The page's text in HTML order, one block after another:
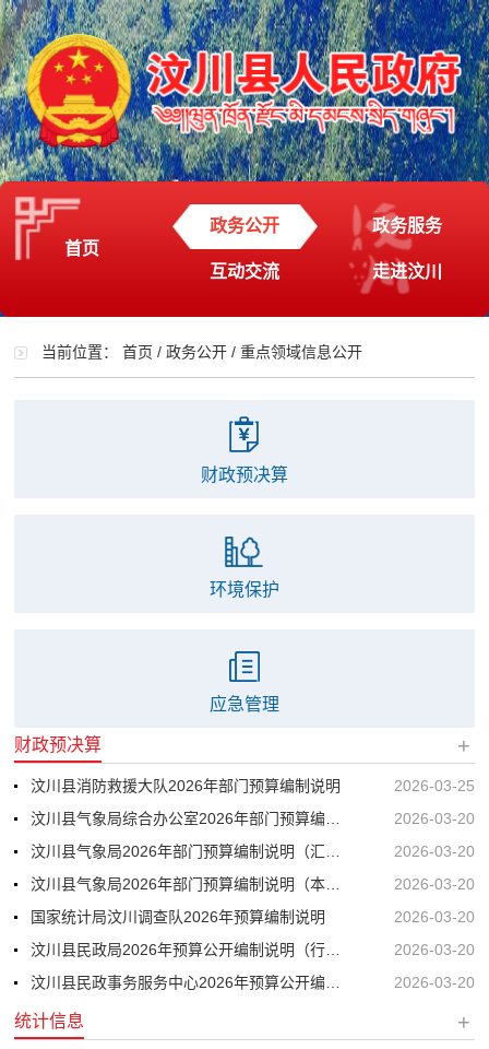
首页
政务公开 政务服务
互动交流 走进汶川
当前位置：首页 /政务公开 /重点领域信息公开
财政预决算
环境保护
应急管理
财政预决算 +
汶川县消防救援大队2026年部门预算编制说明
2026-03-25
2026-03-20
2026-03-20
2026-03-20
国家统计局汶川调查队2026年预算编制说明
2026-03-20
2026-03-20
2026-03-20
统计信息 +